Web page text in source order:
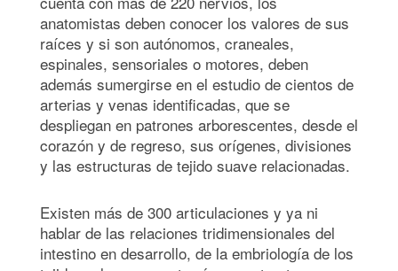
anatomistas deben conocer los valores de sus
raíces y si son autónomos, craneales,
espinales, sensoriales o motores, deben
además sumergirse en el estudio de cientos de
arterias y venas identificadas, que se
despliegan en patrones arborescentes, desde el
corazón y de regreso, sus orígenes, divisiones
y las estructuras de tejido suave relacionadas.
Existen más de 300 articulaciones y ya ni
hablar de las relaciones tridimensionales del
intestino en desarrollo, de la embriología de los